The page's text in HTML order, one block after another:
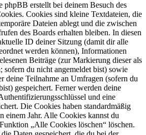
phpBB erstellt bei deinem Besuch des
Cookies sind kleine Textdateien, die
Dateien ablegt und die zwischen
des Boards erhalten bleiben. In diesen
ID deiner Sitzung (damit dir alle
werden können), Informationen
Beiträge (zur Markierung dieser als
sofern du nicht angemeldet bist) sowie
deine Teilnahme an Umfragen (sofern du
gespeichert. Ferner werden deine
und eine
Die Cookies haben standardmäßig
einem Jahr. Alle Cookies kannst du
„Alle Cookies löschen“ löschen.